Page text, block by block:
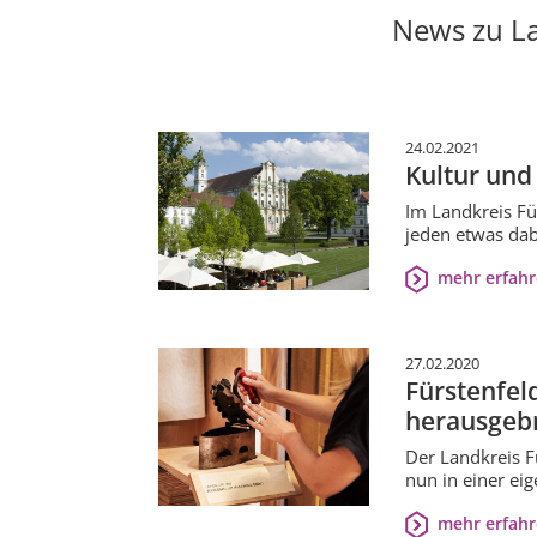
News zu
24.02.2021
Kultur
Im Landkreis
jeden etwas
mehr
27.02.2020
Der Landkreis
nun in einer
mehr